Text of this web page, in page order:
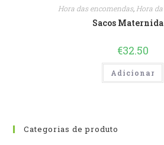
Hora das encomendas, Hora
Sacos
€32.50
Adicionar
Categorias de produto